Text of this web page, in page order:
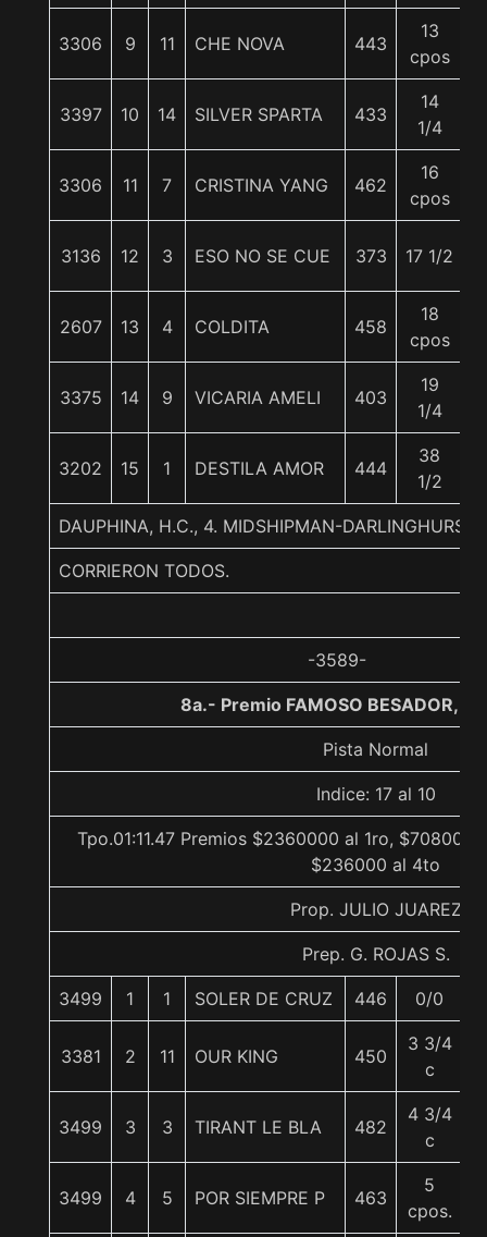
3306 9 11 CHE NOVA 443
13
cpos
3397 10 14 SILVER SPARTA 433
14
1/4
3306 11 7 CRISTINA YANG 462
16
cpos
3136 12 3 ESO NO SE CUE 373 17 1/2
2607 13 4 COLDITA 458
18
cpos
3375 14 9 VICARIA AMELI 403
19
1/4
3202 15 1 DESTILA AMOR 444
38
1/2
DAUPHINA, H.C., 4. MIDSHIPMAN-
CORRIERON TODOS.
-3589-
8a.- Premio FAMOSO BESADOR,
Pista Normal
Indice: 17 al 10
Tpo.01:11.47 Premios $2360000 al 1ro,
$236000 al 4to
Prop. JULIO JUAREZ
Prep. G. ROJAS S.
3499 1 1 SOLER DE CRUZ 446 0/0
3381 2 11 OUR KING 450
3 3/4
c
3499 3 3 TIRANT LE BLA 482
4 3/4
c
3499 4 5 POR SIEMPRE P 463
5
cpos.